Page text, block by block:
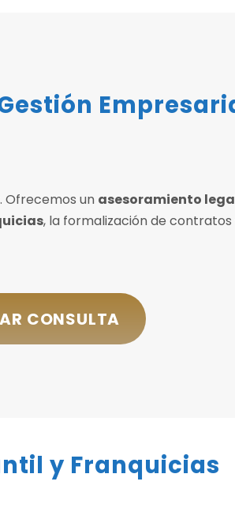
. Ofrecemos un asesoramiento
, la formalización de
CONSULTA
y Franquicias